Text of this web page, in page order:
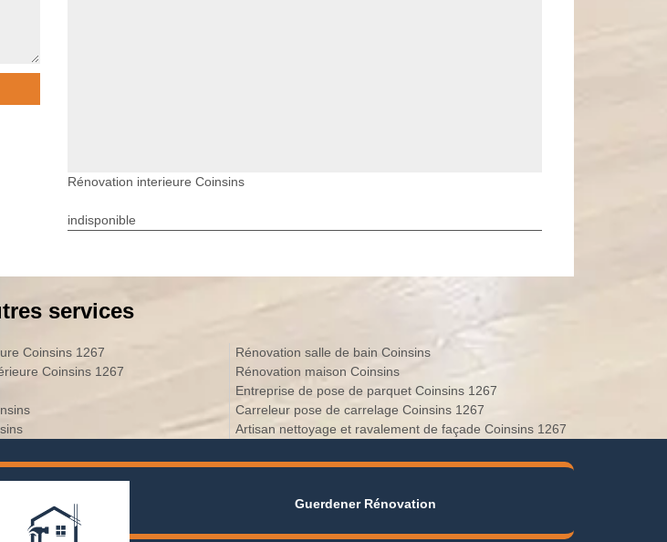
Rénovation interieure Coinsins
indisponible
services
Coinsins 1267
Coinsins 1267
Rénovation salle de bain Coinsins
Rénovation maison Coinsins
Entreprise de pose de parquet Coinsins 1267
Carreleur pose de carrelage Coinsins 1267
Artisan nettoyage et ravalement de façade Coinsins 1267
Guerdener Rénovation